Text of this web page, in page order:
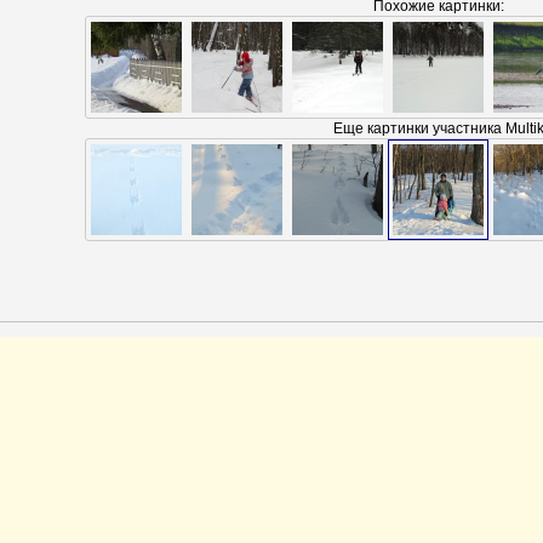
Похожие картинки:
Еще картинки участника Multik